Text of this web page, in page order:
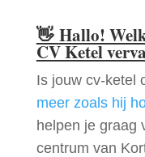
👋 Hallo!
CV Ketel
Is jouw cv-ketel
meer zoals hij
helpen je graag
centrum van